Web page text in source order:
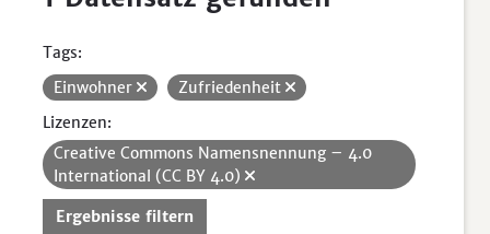
Tags:
Einwohner
Zufriedenheit
Lizenzen:
Creative Commons Namensnennung – 4.0
International (CC BY 4.0)
Ergebnisse filtern